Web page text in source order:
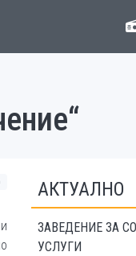
АКТУАЛНО
ЗАВЕДЕНИЕ ЗА
УСЛУГИ